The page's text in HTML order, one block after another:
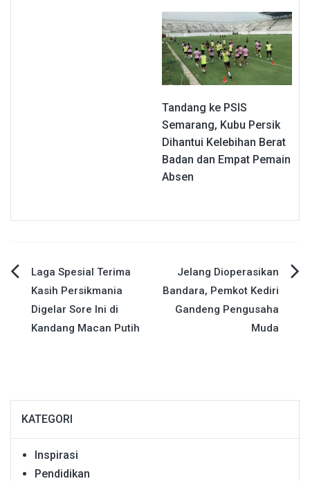
Tandang ke PSIS
Semarang, Kubu Persik
Dihantui Kelebihan Berat
Badan dan Empat Pemain
Absen
Navigasi
pos
Laga Spesial Terima
Kasih Persikmania
Digelar Sore Ini di
Kandang Macan Putih
Jelang Dioperasikan
Bandara, Pemkot Kediri
Gandeng Pengusaha
Muda
KATEGORI
Inspirasi
Pendidikan